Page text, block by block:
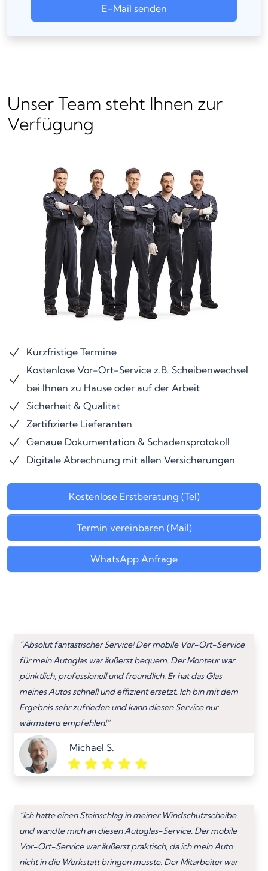
E-Mail senden
Unser Team steht Ihnen zur
Verfügung
Kurzfristige Termine
Kostenlose Vor-Ort-Service z.B. Scheibenwechsel
bei Ihnen zu Hause oder auf der Arbeit
Sicherheit & Qualität
Zertifizierte Lieferanten
Genaue Dokumentation & Schadensprotokoll
Digitale Abrechnung mit allen Versicherungen
Kostenlose Erstberatung (Tel)
Termin vereinbaren (Mail)
WhatsApp Anfrage
“Absolut fantastischer Service! Der mobile Vor-Ort-Service
für mein Autoglas war äußerst bequem. Der Monteur war
pünktlich, professionell und freundlich. Er hat das Glas
meines Autos schnell und effizient ersetzt. Ich bin mit dem
Ergebnis sehr zufrieden und kann diesen Service nur
wärmstens empfehlen!”
Michael S.
“Ich hatte einen Steinschlag in meiner Windschutzscheibe
und wandte mich an diesen Autoglas-Service. Der mobile
Vor-Ort-Service war äußerst praktisch, da ich mein Auto
nicht in die Werkstatt bringen musste. Der Mitarbeiter war